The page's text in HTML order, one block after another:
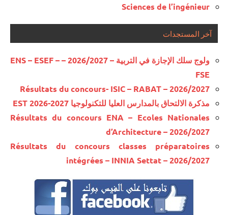
Sciences de l’ingénieur
آخر المستجدات
ولوج سلك الإجازة في التربية – 2026/2027 – ENS – ESEF –
FSE
Résultats du concours- ISIC – RABAT – 2026/2027
مذكرة الالتحاق بالمدارس العليا للتكنولوجيا EST 2026-2027
Résultats du concours ENA – Ecoles Nationales
d’Architecture – 2026/2027
Résultats du concours classes préparatoires
intégrées – INNIA Settat – 2026/2027